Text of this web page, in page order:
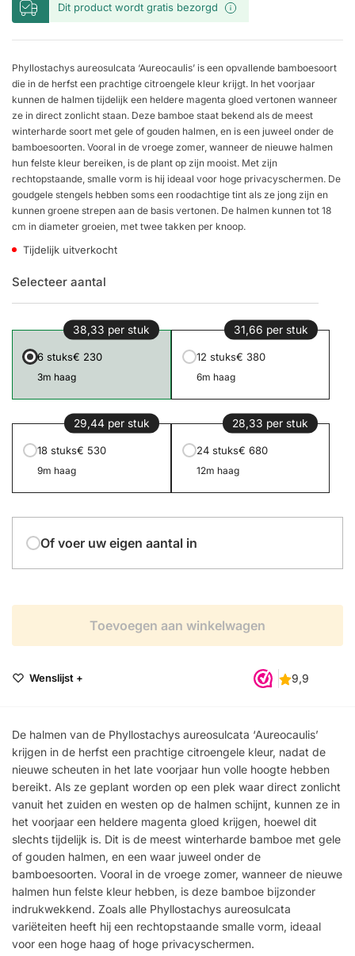
Dit product wordt gratis bezorgd
Phyllostachys aureosulcata ‘Aureocaulis’ is een opvallende bamboesoort
die in de herfst een prachtige citroengele kleur krijgt. In het voorjaar
kunnen de halmen tijdelijk een heldere magenta gloed vertonen wanneer
ze in direct zonlicht staan. Deze bamboe staat bekend als de meest
winterharde soort met gele of gouden halmen, en is een juweel onder de
bamboesoorten. Vooral in de vroege zomer, wanneer de nieuwe halmen
hun felste kleur bereiken, is de plant op zijn mooist. Met zijn
rechtopstaande, smalle vorm is hij ideaal voor hoge privacyschermen. De
goudgele stengels hebben soms een roodachtige tint als ze jong zijn en
kunnen groene strepen aan de basis vertonen. De halmen kunnen tot 18
cm in diameter groeien, met twee takken per knoop.
Tijdelijk uitverkocht
Selecteer aantal
38,33 per stuk
6 stuks€ 230
3m haag
31,66 per stuk
12 stuks€ 380
6m haag
29,44 per stuk
18 stuks€ 530
9m haag
28,33 per stuk
24 stuks€ 680
12m haag
Of voer uw eigen aantal in
Toevoegen aan winkelwagen
Wenslijst +
De halmen van de Phyllostachys aureosulcata ‘Aureocaulis’
krijgen in de herfst een prachtige citroengele kleur, nadat de
nieuwe scheuten in het late voorjaar hun volle hoogte hebben
bereikt. Als ze geplant worden op een plek waar direct zonlicht
vanuit het zuiden en westen op de halmen schijnt, kunnen ze in
het voorjaar een heldere magenta gloed krijgen, hoewel dit
slechts tijdelijk is. Dit is de meest winterharde bamboe met gele
of gouden halmen, en een waar juweel onder de
bamboesoorten. Vooral in de vroege zomer, wanneer de nieuwe
halmen hun felste kleur hebben, is deze bamboe bijzonder
indrukwekkend. Zoals alle Phyllostachys aureosulcata
variëteiten heeft hij een rechtopstaande smalle vorm, ideaal
voor een hoge haag of hoge privacyschermen.